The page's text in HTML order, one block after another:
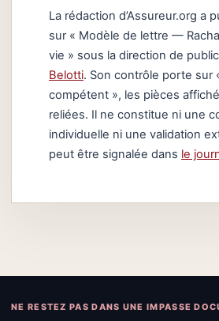
La rédaction d’Assureur.org a
sur « Modèle de lettre —
vie » sous la direction de
Belotti. Son contrôle porte sur
compétent », les pièces
reliées. Il ne constitue ni une
individuelle ni une validation
peut être signalée dans le
NE RESTEZ PAS DANS UNE IMPASSE